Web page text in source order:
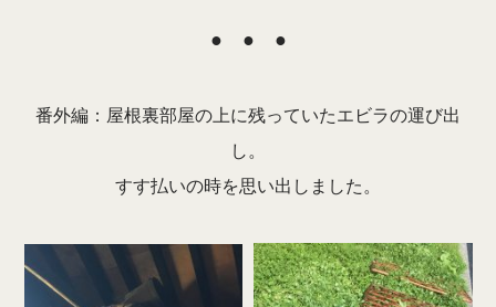
● ● ●
番外編：屋根裏部屋の上に残っていたエビラの運び出
し。
すす払いの時を思い出しました。